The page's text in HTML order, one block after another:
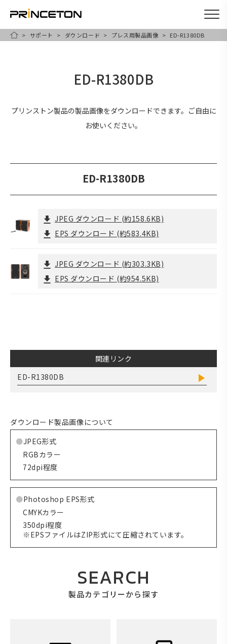
HOME
サポート ダウンロード プレス用製品画像 ED-R1380DB
ED-R1380DB
プリンストン製品の製品画像をダウンロードできます。ご自由に
お使いください。
ED-R1380DB
JPEG ダウンロード (約158.6KB)
EPS ダウンロード (約583.4KB)
JPEG ダウンロード (約303.3KB)
EPS ダウンロード (約954.5KB)
関連リンク
ED-R1380DB
ダウンロード製品画像について
JPEG形式
RGBカラー
72dpi程度
Photoshop EPS形式
CMYKカラー
350dpi程度
※EPSファイルはZIP形式にて圧縮されています。
SEARCH
製品カテゴリーから探す